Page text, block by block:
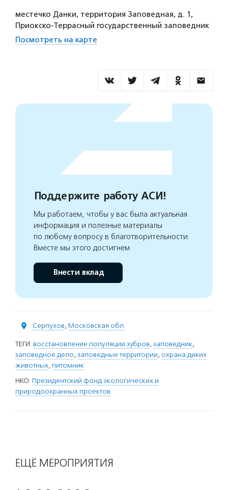
местечко Данки, территория Заповедная, д. 1,
Приокско-Террасный государственный заповедник
Посмотреть на карте
Поддержите работу АСИ!
Мы работаем, чтобы у вас была актуальная
информация и полезные материалы
по любому вопросу в благотворительности.
Вместе мы этого достигнем
Внести вклад
Серпухов, Московская обл.
ТЕГИ: восстановление популяции зубров, заповедник,
заповедное дело, заповедные территории, охрана диких
животных, питомник
НКО: Президентский фонд экологических и
природоохранных проектов
ЕЩЁ МЕРОПРИЯТИЯ